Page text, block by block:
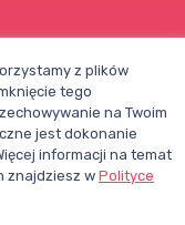
z plików
tego
na Twoim
jest dokonanie
informacji na temat
znajdziesz w Polityce